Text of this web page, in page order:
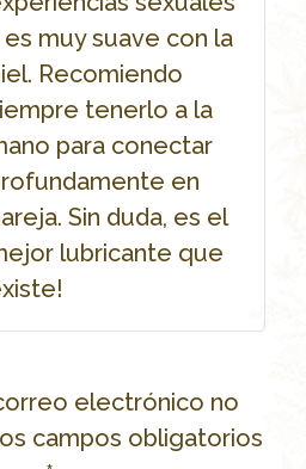
es muy suave con la
Recomiendo
tenerlo a la
para conectar
en
Sin duda, es el
lubricante que
electrónico no
campos obligatorios